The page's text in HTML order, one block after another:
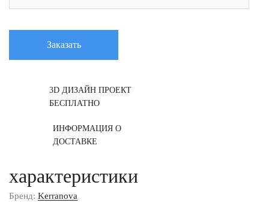
Заказать
3D ДИЗАЙН ПРОЕКТ
БЕСПЛАТНО
ИНФОРМАЦИЯ О
ДОСТАВКЕ
характеристики
Бренд: Kerranova